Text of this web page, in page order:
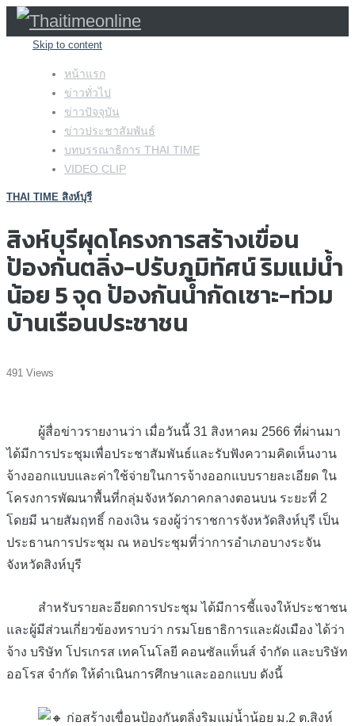
Skip to content
หน้าแรก
ข่าวทั่วไป
ข่าวปัจจุบัน
ข่าวประชาสัมพันธ์
บทบรรณาธิการ THAI TIME
VIDEO CLIP
THAI TIME สิงห์บุรี
สิงห์บุรีผุดโครงการสร้างเขื่อน
ป้องกันตลิ่ง-ปรับภูมิทัศน์ ริมแม่น้ำ
น้อย 5 จุด ป้องกันน้ำกัดเซาะ-ท่วม
บ้านเรือนประชาชน
491 Views
ผู้สื่อข่าวรายงานว่า เมื่อวันนี้ 31 สิงหาคม 2566 ที่ผ่านมา
ได้มีการประชุมเพื่อประชาสัมพันธ์และรับฟังความคิดเห็นงาน
จ้างออกแบบและค่าใช้จ่ายในการจ้างออกแบบรายละเอียด ใน
โครงการพัฒนาพื้นที่กลุ่มจังหวัดภาคกลางตอนบน ระยะที่ 2
โดยมี นายสัมฤทธิ์ กองเงิน รองผู้ว่าราชการจังหวัดสิงห์บุรี เป็น
ประธานการประชุม ณ หอประชุมที่ว่าการอำเภอบางระจัน
จังหวัดสิงห์บุรี
สำหรับรายละอียดการประชุม ได้มีการชี้แจงให้ประชาชน
และผู้มีส่วนเกี่ยวข้องทราบว่า กรมโยธาธิการและผังเมือง ได้ว่า
จ้าง บริษัท โปรเกรส เทคโนโลยี คอนซัลแท็นส์ จำกัด และบริษัท
ออโรส จำกัด ให้ดำเนินการศึกษาและออกแบบ ดังนี้
ก่อสร้างเขื่อนป้องกันตลิ่งริมแม่น้ำน้อย ม.2 ต.สิงห์